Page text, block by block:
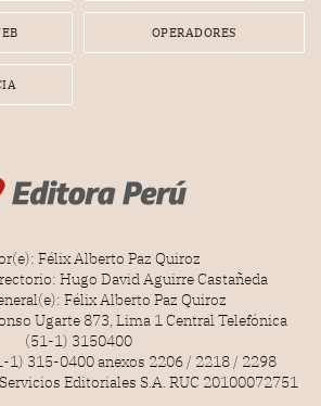
OPERADORES
Félix Alberto Paz Quiroz
Hugo David Aguirre Castañeda
Félix Alberto Paz Quiroz
Ugarte 873, Lima 1 Central Telefónica
(51-1) 3150400
1) 315-0400 anexos 2206 / 2218 / 2298
Editoriales S.A. RUC 20100072751